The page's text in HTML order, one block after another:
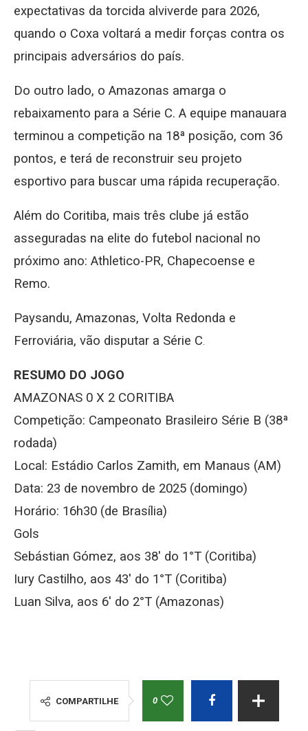
expectativas da torcida alviverde para 2026,
quando o Coxa voltará a medir forças contra os
principais adversários do país.
Do outro lado, o Amazonas amarga o
rebaixamento para a Série C. A equipe manauara
terminou a competição na 18ª posição, com 36
pontos, e terá de reconstruir seu projeto
esportivo para buscar uma rápida recuperação.
Além do Coritiba, mais três clube já estão
asseguradas na elite do futebol nacional no
próximo ano: Athletico-PR, Chapecoense e
Remo.
Paysandu, Amazonas, Volta Redonda e
Ferroviária, vão disputar a Série C.
RESUMO DO JOGO
AMAZONAS 0 X 2 CORITIBA
Competição: Campeonato Brasileiro Série B (38ª
rodada)
Local: Estádio Carlos Zamith, em Manaus (AM)
Data: 23 de novembro de 2025 (domingo)
Horário: 16h30 (de Brasília)
Gols
Sebástian Gómez, aos 38′ do 1°T (Coritiba)
Iury Castilho, aos 43′ do 1°T (Coritiba)
Luan Silva, aos 6′ do 2°T (Amazonas)
COMPARTILHE 0